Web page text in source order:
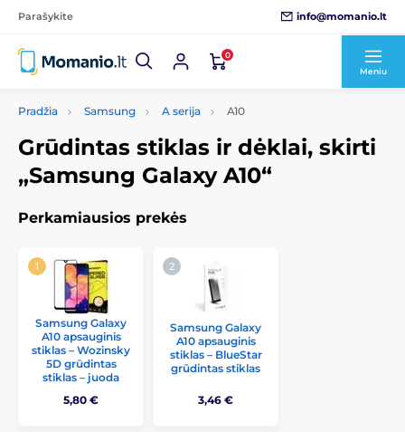
Parašykite info@momanio.lt
0
Meniu
Pradžia Samsung A serija A10
Grūdintas stiklas ir dėklai, skirti
„Samsung Galaxy A10“
Perkamiausios prekės
Samsung Galaxy
A10 apsauginis
stiklas – Wozinsky
5D grūdintas
stiklas – juoda
5,80 €
Samsung Galaxy
A10 apsauginis
stiklas – BlueStar
grūdintas stiklas
3,46 €